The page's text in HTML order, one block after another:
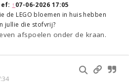
↑07-06-2026 17:05
de LEGO bloemen in huis hebben
jullie die stofvrij?
afspoelen onder de kraan.